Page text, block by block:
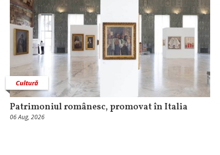
Cultură
Patrimoniul românesc, promovat în Italia
06 Aug, 2026